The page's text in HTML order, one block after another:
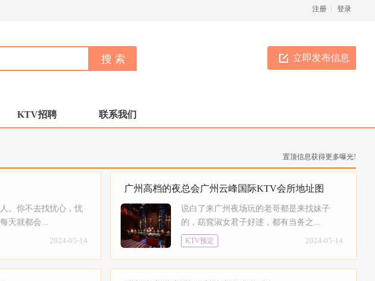
登录
注册
立即发布信息
KTV招聘 联系我们
置顶信息获得更多曝光!
。你不去找忧心，忧
天就都会...
2024-05-14
广州高档的夜总会广州云峰国际KTV会所地址图
说白了来广州夜场玩的老哥都是来找妹子
的，窈窕淑女君子好逑，都有当务之...
KTV预定 2024-05-14